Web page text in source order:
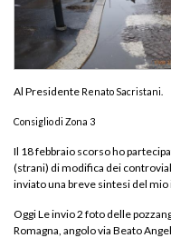
Al Presidente Renato Sacristani.
Consiglio di Zona 3
Il 18 febbraio scorso ho
(strani) di modifica dei
inviato una breve sintesi del
Oggi Le invio 2 foto delle
Romagna, angolo via Beato